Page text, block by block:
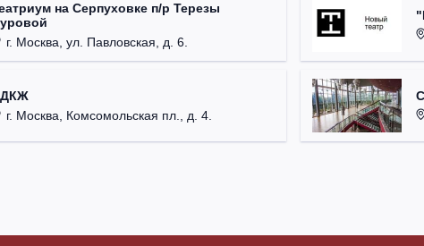
на Серпуховке п/р Терезы
г. Москва, ул. Павловская, д. 6.
г. Москва, Комсомольская пл., д. 4.